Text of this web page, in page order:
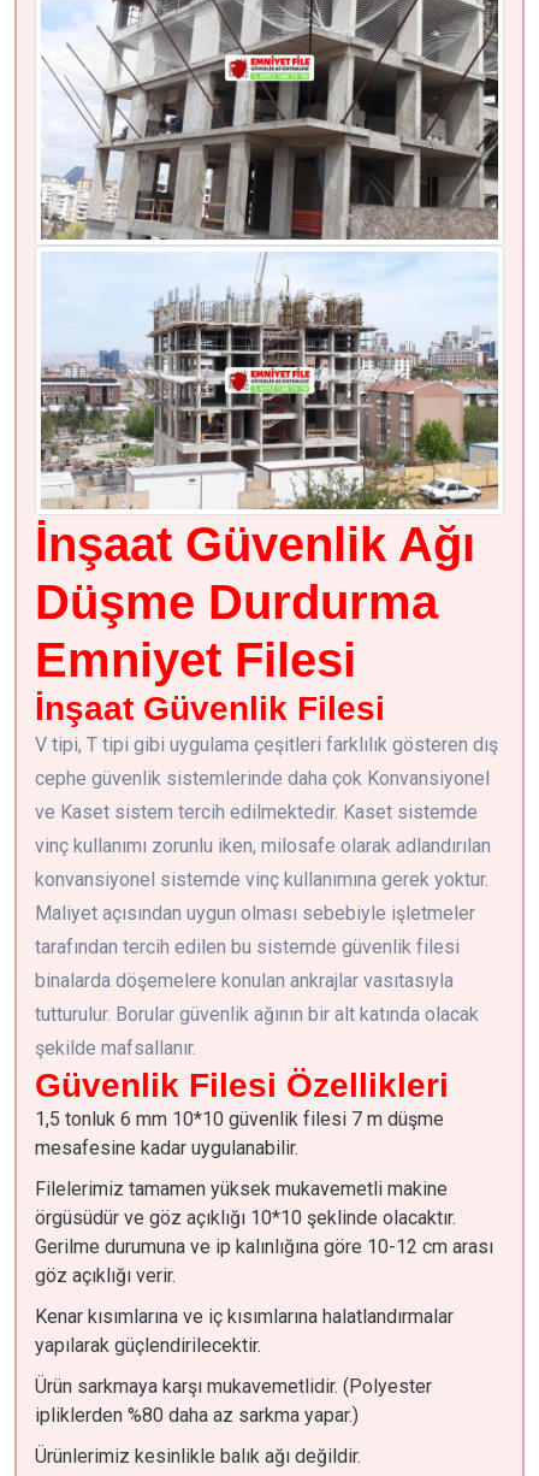
İnşaat Güvenlik Ağı
Düşme Durdurma
Emniyet Filesi
İnşaat Güvenlik Filesi
V tipi, T tipi gibi uygulama çeşitleri farklılık gösteren dış
cephe güvenlik sistemlerinde daha çok Konvansiyonel
ve Kaset sistem tercih edilmektedir. Kaset sistemde
vinç kullanımı zorunlu iken, milosafe olarak adlandırılan
konvansiyonel sistemde vinç kullanımına gerek yoktur.
Maliyet açısından uygun olması sebebiyle işletmeler
tarafından tercih edilen bu sistemde güvenlik filesi
binalarda döşemelere konulan ankrajlar vasıtasıyla
tutturulur. Borular güvenlik ağının bir alt katında olacak
şekilde mafsallanır.
Güvenlik Filesi Özellikleri
1,5 tonluk 6 mm 10*10 güvenlik filesi 7 m düşme
mesafesine kadar uygulanabilir.
Filelerimiz tamamen yüksek mukavemetli makine
örgüsüdür ve göz açıklığı 10*10 şeklinde olacaktır.
Gerilme durumuna ve ip kalınlığına göre 10-12 cm arası
göz açıklığı verir.
Kenar kısımlarına ve iç kısımlarına halatlandırmalar
yapılarak güçlendirilecektir.
Ürün sarkmaya karşı mukavemetlidir. (Polyester
ipliklerden %80 daha az sarkma yapar.)
Ürünlerimiz kesinlikle balık ağı değildir.